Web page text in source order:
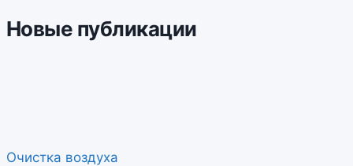
Новые публикации
Очистка воздуха